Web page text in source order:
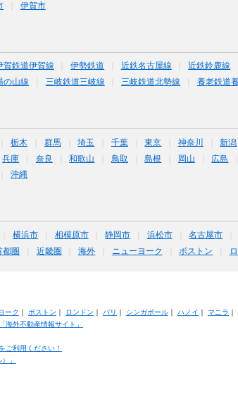
伊賀市
賀鉄道伊賀線 伊勢鉄道 近鉄名古屋線 近鉄鈴鹿線
の山線 三岐鉄道三岐線 三岐鉄道北勢線 養老鉄道
栃木 群馬 埼玉 千葉 東京 神奈川 新潟
兵庫 奈良 和歌山 鳥取 島根 岡山 広島
沖縄
横浜市 相模原市 静岡市 浜松市 名古屋市
都圏 近畿圏 海外 ニューヨーク ボストン
ーク ｜ ボストン ｜ ロンドン ｜ パリ ｜ シンガポール｜ ハノイ ｜ マニラ ｜
外不動産情報サイト」
ご利用ください！
」